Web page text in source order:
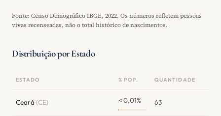
Fonte: Censo Demográfico IBGE, 2022. Os números refletem pessoas
vivas recenseadas, não o total histórico de nascimentos.
Distribuição por Estado
ESTADO % POP. QUANTIDADE
Ceará (CE) < 0,01% 63